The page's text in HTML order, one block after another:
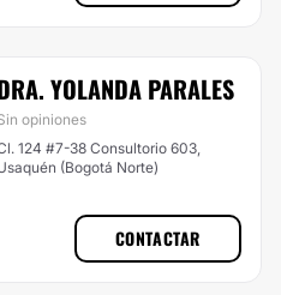
YOLANDA PARALES
opiniones
124 #7-38 Consultorio 603,
(Bogotá Norte)
CONTACTAR